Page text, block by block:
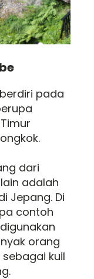
pada
dari
adalah
Jepang. Di
contoh
orang
kuil